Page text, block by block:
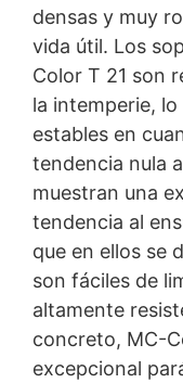
densas y muy
vida útil. Los
Color T 21 son
la intemperie,
estables en
tendencia nula
muestran una
tendencia al
que en ellos se
son fáciles de
altamente
concreto, MC-
excepcional